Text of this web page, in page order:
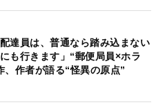
配達員は、普通なら踏み込まない
も行きます」“郵便局員×ホラ
、作者が語る“怪異の原点”